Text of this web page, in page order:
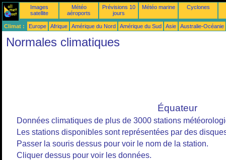
Images
satellite
Météo
aéroports
Prévisions 10
jours
Météo marine Cyclones
Climat : Europe Afrique Amérique du Nord Amérique du Sud Asie Australie-Océanie
Normales climatiques
Équateur
Données climatiques de plus de 3000 stations
Les stations disponibles sont représentées par des
Passer la souris dessus pour voir le nom de la station.
Cliquer dessus pour voir les données.